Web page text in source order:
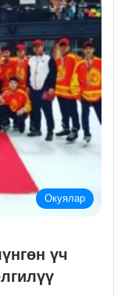
Окуялар
үч